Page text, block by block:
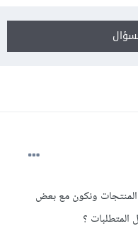
ونكون مع بعض
؟